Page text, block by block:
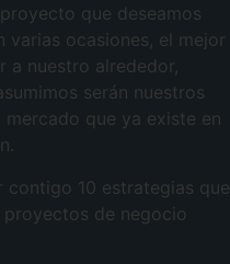
que deseamos
varias ocasiones, el mejor
a nuestro alrededor,
serán nuestros
que ya existe en
10 estrategias que
de negocio